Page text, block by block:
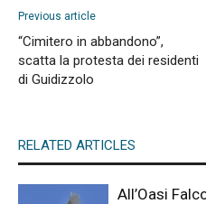
Previous article
“Cimitero in abbandono”,
scatta la protesta dei residenti
di Guidizzolo
RELATED ARTICLES
All’Oasi